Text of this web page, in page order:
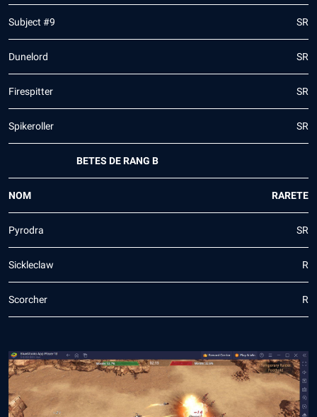
Subject #9 SR
Dunelord SR
Firespitter SR
Spikeroller SR
BETES DE RANG B
NOM RARETE
Pyrodra SR
Sickleclaw R
Scorcher R